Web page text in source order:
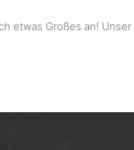
etwas Großes an!